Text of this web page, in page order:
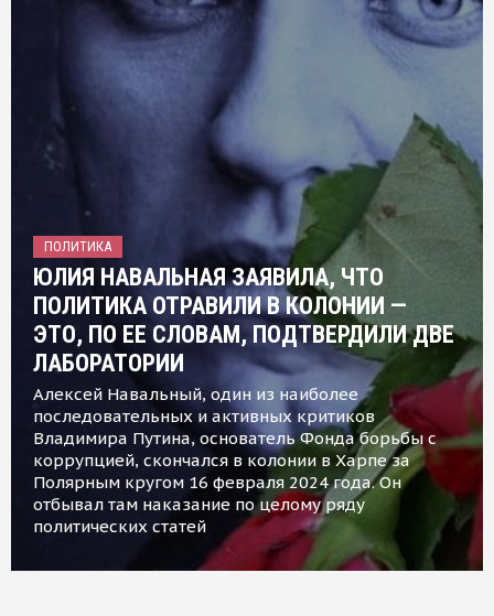
ПОЛИТИКА
ЮЛИЯ НАВАЛЬНАЯ ЗАЯВИЛА, ЧТО
ПОЛИТИКА ОТРАВИЛИ В КОЛОНИИ —
ЭТО, ПО ЕЕ СЛОВАМ, ПОДТВЕРДИЛИ ДВЕ
ЛАБОРАТОРИИ
Алексей Навальный, один из наиболее
последовательных и активных критиков
Владимира Путина, основатель Фонда борьбы с
коррупцией, скончался в колонии в Харпе за
Полярным кругом 16 февраля 2024 года. Он
отбывал там наказание по целому ряду
политических статей